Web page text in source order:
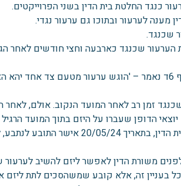
שכנגד.
הערעור שכנגד כארבעה וחצי חודשים לאחר
בסדרי הדין של בית הדין פרק י סעיף 6ד נאמר – 'הוגש
זמן רב לאחר המועד הנקוב. אולם, לאחר
הדופן שעברו על היזם בתוך המועד
ושריפה של ביתו) ובהמלצת מנהל בית
משורת הדין לאפשר ליזם להשיב לערעור
בעניין זה, אלא קובע שמשהסכים לתת ליזם